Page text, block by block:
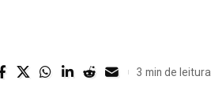
3 min de leitura